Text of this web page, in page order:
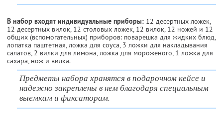
В набор входят индивидуальные приборы: 12 десертных ложек,
12 десертных вилок, 12 столовых ложек, 12 вилок, 12 ножей и 12
общих (вспомогательных) приборов: поварешка для жидких блюд,
лопатка паштетная, ложка для соуса, 3 ложки для накладывания
салатов, 2 вилки для лимона, ложка для мороженого, 1 ложка для
сахара, нож и вилка.
Предметы набора хранятся в подарочном кейсе и
надежно закреплены в нем благодаря специальным
выемкам и фиксаторам.